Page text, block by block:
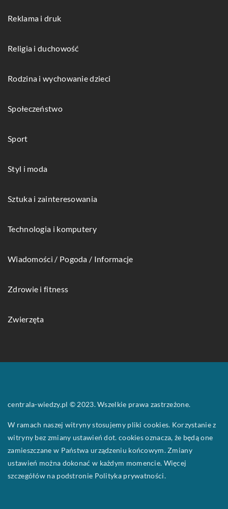
Reklama i druk
Religia i duchowość
Rodzina i wychowanie dzieci
Społeczeństwo
Sport
Styl i moda
Sztuka i zainteresowania
Technologia i komputery
Wiadomości / Pogoda / Informacje
Zdrowie i fitness
Zwierzęta
centrala-wiedzy.pl © 2023. Wszelkie prawa zastrzeżone.
W ramach naszej witryny stosujemy pliki cookies. Korzystanie z
witryny bez zmiany ustawień dot. cookies oznacza, że będą one
zamieszczane w Państwa urządzeniu końcowym. Zmiany
ustawień można dokonać w każdym momencie. Więcej
szczegółów na podstronie Polityka prywatności.